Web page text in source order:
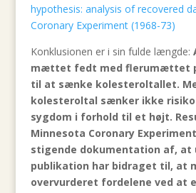
hypothesis: analysis of recovered
Coronary Experiment (1968-73)
Konklusionen er i sin fulde længde:
mættet fedt med flerumættet
til at sænke kolesteroltallet.
kolesteroltal sænker ikke
sygdom i forhold til et højt.
Minnesota Coronary
stigende dokumentation af,
publikation har bidraget til, at
overvurderet fordelene ved